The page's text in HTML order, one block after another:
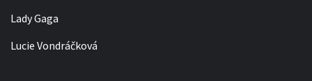
Lady Gaga
Lucie Vondráčková